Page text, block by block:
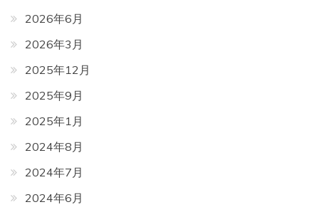
2026年6月
2026年3月
2025年12月
2025年9月
2025年1月
2024年8月
2024年7月
2024年6月